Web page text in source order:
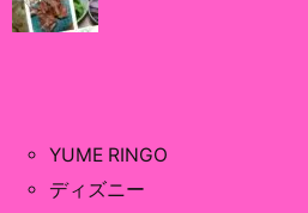
YUME RINGO
ディズニー